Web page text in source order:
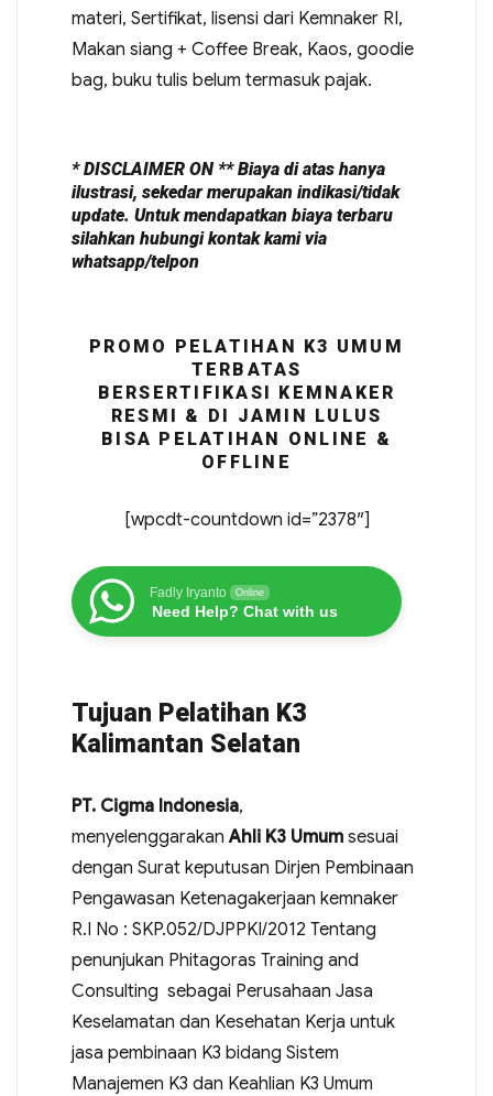
materi, Sertifikat, lisensi dari Kemnaker RI,
Makan siang + Coffee Break, Kaos, goodie
bag, buku tulis belum termasuk pajak.
* DISCLAIMER ON ** Biaya di atas hanya
ilustrasi, sekedar merupakan indikasi/tidak
update. Untuk mendapatkan biaya terbaru
silahkan hubungi kontak kami via
whatsapp/telpon
PROMO PELATIHAN K3 UMUM
TERBATAS
BERSERTIFIKASI KEMNAKER
RESMI & DI JAMIN LULUS
BISA PELATIHAN ONLINE &
OFFLINE
[wpcdt-countdown id=”2378″]
Fadly Iryanto Online
Need Help? Chat with us
Tujuan Pelatihan K3
Kalimantan Selatan
PT. Cigma Indonesia,
menyelenggarakanAhli K3 Umumsesuai
dengan Surat keputusan Dirjen Pembinaan
Pengawasan Ketenagakerjaan kemnaker
R.I No : SKP.052/DJPPKI/2012 Tentang
penunjukan Phitagoras Training and
Consulting sebagai Perusahaan Jasa
Keselamatan dan Kesehatan Kerja untuk
jasa pembinaan K3 bidang Sistem
Manajemen K3 dan Keahlian K3 Umum